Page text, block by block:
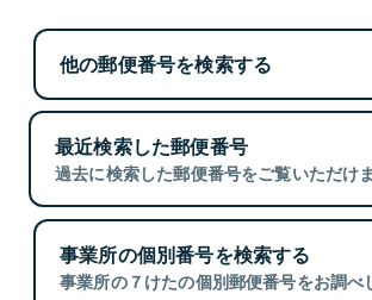
他の郵便番号を検索する
最近検索した郵便番号
過去に検索した郵便番号をご覧いただけま
事業所の個別番号を検索する
事業所の７けたの個別郵便番号をお調べ